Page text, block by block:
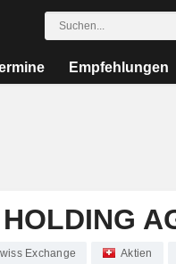
Empfehlungen
Exchange Aktien